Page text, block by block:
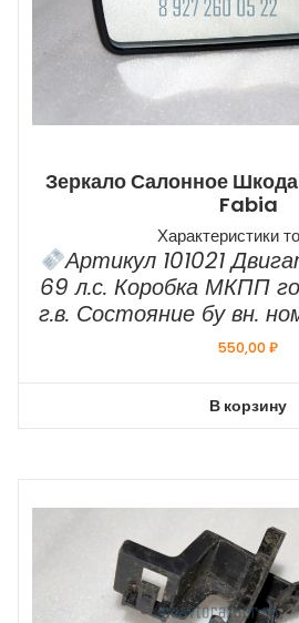
Зеркало Салонное
Fabia
Характеристики
Артикул 101021
69 л.с. Коробка МКПП
г.в. Состояние бу вн.
550,00₽
В корзину